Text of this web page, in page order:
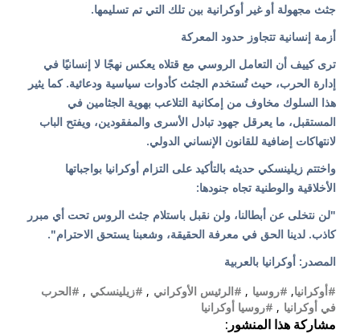
جثث مجهولة أو غير أوكرانية بين تلك التي تم تسليمها.
أزمة إنسانية تتجاوز حدود المعركة
ترى كييف أن التعامل الروسي مع قتلاه يعكس نهجًا لا إنسانيًا في
إدارة الحرب، حيث تُستخدم الجثث كأدوات سياسية ودعائية. كما يثير
هذا السلوك مخاوف من إمكانية التلاعب بهوية الجثامين في
المستقبل، ما يعرقل جهود تبادل الأسرى والمفقودين، ويفتح الباب
لانتهاكات إضافية للقانون الإنساني الدولي.
واختتم زيلينسكي حديثه بالتأكيد على التزام أوكرانيا بواجباتها
الأخلاقية والوطنية تجاه جنودها:
"لن نتخلى عن أبطالنا، ولن نقبل باستلام جثث الروس تحت أي مبرر
كاذب. لدينا الحق في معرفة الحقيقة، وشعبنا يستحق الاحترام".
المصدر: أوكرانيا بالعربية
#أوكرانيا, #روسيا , #الرئيس الأوكراني , #زيلينسكي , #الحرب
في أوكرانيا , #روسيا أوكرانيا
مشاركة هذا المنشور: